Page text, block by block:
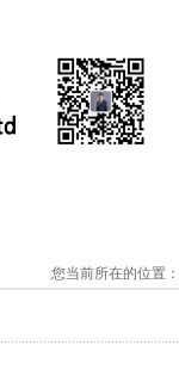
您当前所在的位置：